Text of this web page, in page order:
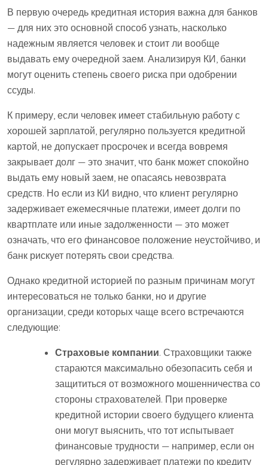
В первую очередь кредитная история важна для банков
— для них это основной способ узнать, насколько
надежным является человек и стоит ли вообще
выдавать ему очередной заем. Анализируя КИ, банки
могут оценить степень своего риска при одобрении
ссуды.
К примеру, если человек имеет стабильную работу с
хорошей зарплатой, регулярно пользуется кредитной
картой, не допускает просрочек и всегда вовремя
закрывает долг — это значит, что банк может спокойно
выдать ему новый заем, не опасаясь невозврата
средств. Но если из КИ видно, что клиент регулярно
задерживает ежемесячные платежи, имеет долги по
квартплате или иные задолженности — это может
означать, что его финансовое положение неустойчиво, и
банк рискует потерять свои средства.
Однако кредитной историей по разным причинам могут
интересоваться не только банки, но и другие
организации, среди которых чаще всего встречаются
следующие:
Страховые компании. Страховщики также
стараются максимально обезопасить себя и
защититься от возможного мошенничества со
стороны страхователей. При проверке
кредитной истории своего будущего клиента
они могут выяснить, что тот испытывает
финансовые трудности — например, если он
регулярно задерживает платежи по кредиту